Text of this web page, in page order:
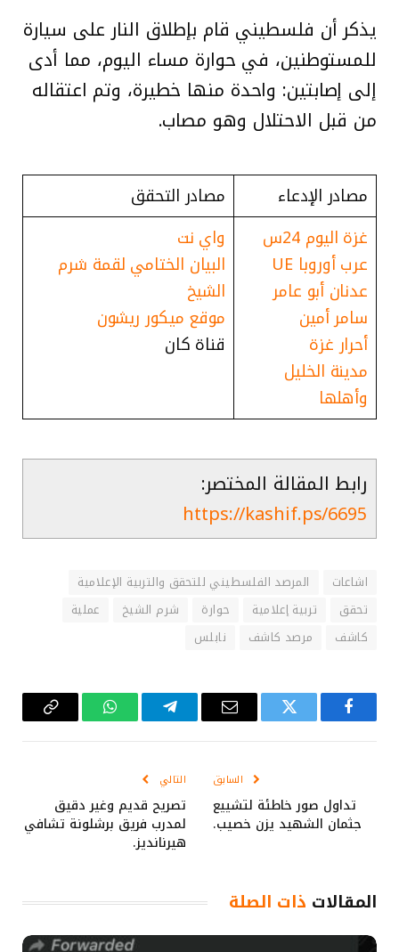
يذكر أن فلسطيني قام بإطلاق النار على سيارة
للمستوطنين، في حوارة مساء اليوم، مما أدى
إلى إصابتين: واحدة منها خطيرة، وتم اعتقاله
من قبل الاحتلال وهو مصاب.
مصادر الإدعاء
مصادر التحقق
غزة اليوم 24س
عرب أوروبا UE
عدنان أبو عامر
سامر أمين
أحرار غزة
مدينة الخليل
وأهلها
واي نت
البيان الختامي لقمة شرم
الشيخ
موقع ميكور ريشون
قناة كان
رابط المقالة المختصر:
https://kashif.ps/6695
اشاعات
المرصد الفلسطيني للتحقق والتربية الإعلامية
تحقق
تربية إعلامية حوارة شرم الشيخ
عملية
كاشف
مرصد كاشف نابلس
فيسبوك تويتر
البريد
تيلقرام واتساب Copy
السابق
تداول صور خاطئة لتشييع
جثمان الشهيد يزن خصيب.
التالي
تصريح قديم وغير دقيق
لمدرب فريق برشلونة تشافي
هيرنانديز.
المقالات ذات الصلة